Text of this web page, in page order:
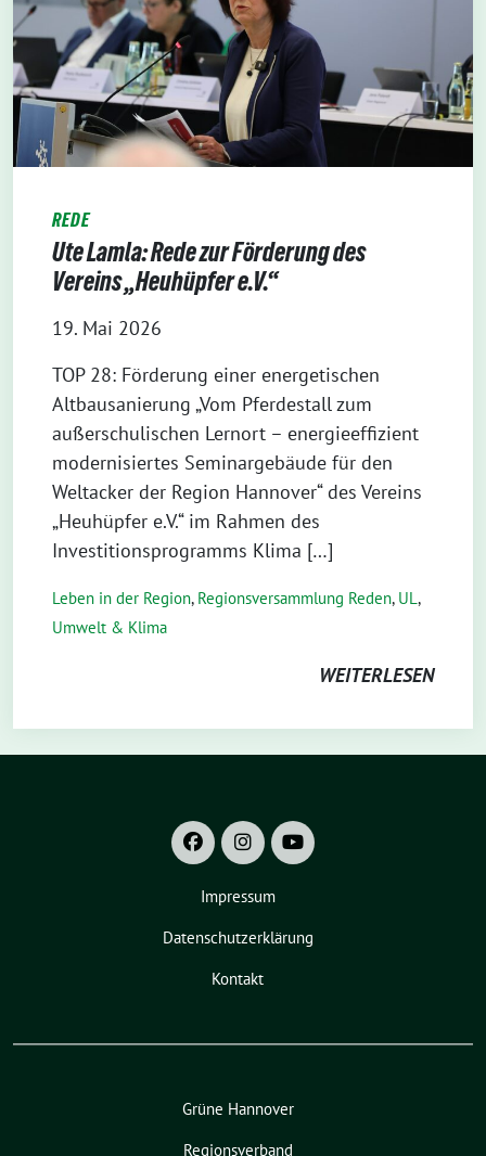
REDE
Ute Lamla: Rede zur Förderung des
Vereins „Heuhüpfer e.V.“
19. Mai 2026
TOP 28: Förderung einer energetischen
Altbausanierung „Vom Pferdestall zum
außerschulischen Lernort – energieeffizient
modernisiertes Seminargebäude für den
Weltacker der Region Hannover“ des Vereins
„Heuhüpfer e.V.“ im Rahmen des
Investitionsprogramms Klima […]
Leben in der Region, Regionsversammlung Reden, UL ,
Umwelt & Klima
WEITERLESEN
Impressum
Datenschutzerklärung
Kontakt
Grüne Hannover
Regionsverband